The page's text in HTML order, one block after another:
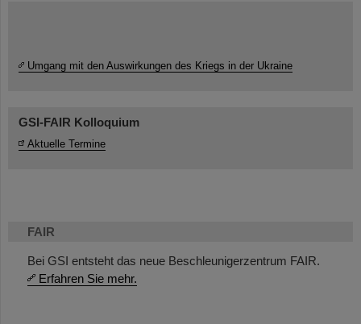
FAIR
Bei GSI entsteht das neue Beschleunigerzentrum FAIR.
Erfahren Sie mehr.
Umgang mit den Auswirkungen des Kriegs in der Ukraine
GSI-FAIR Kolloquium
Aktuelle Termine